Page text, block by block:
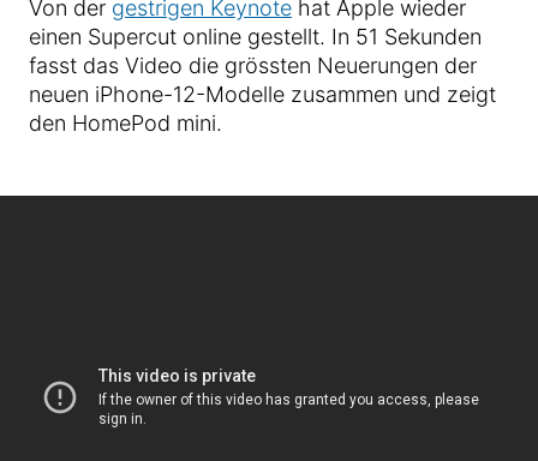
Von der gestrigen Keynote hat Apple wieder
einen Supercut online gestellt. In 51 Sekunden
fasst das Video die grössten Neuerungen der
neuen iPhone-12-Modelle zusammen und zeigt
den HomePod mini.